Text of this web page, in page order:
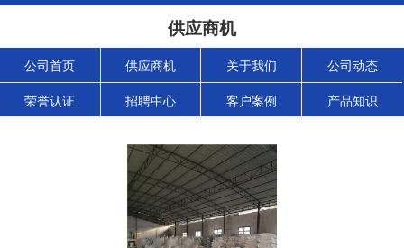
供应商机
公司首页 供应商机 关于我们 公司动态
荣誉认证 招聘中心 客户案例 产品知识